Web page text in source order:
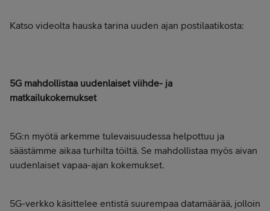
Katso videolta hauska tarina uuden ajan postilaatikosta:
5G mahdollistaa uudenlaiset viihde- ja
matkailukokemukset
5G:n myötä arkemme tulevaisuudessa helpottuu ja
säästämme aikaa turhilta töiltä. Se mahdollistaa myös aivan
uudenlaiset vapaa-ajan kokemukset.
5G-verkko käsittelee entistä suurempaa datamäärää, jolloin